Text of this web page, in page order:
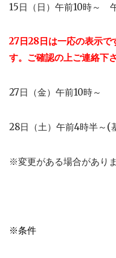
15日（日）午前10時～
27日28日は一応の表示で
す。ご確認の上ご連絡下さ
27日（金）午前10時～
28日（土）午前4時半～(
※変更がある場合があり
※条件